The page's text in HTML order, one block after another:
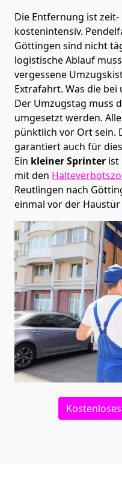
Die Entfernung ist
kostenintensiv.
Göttingen sind nicht
logistische Ablauf
vergessene
Extrafahrt. Was die
Der Umzugstag muss
umgesetzt werden.
pünktlich vor Ort sein.
garantiert auch für
Ein kleiner Sprinter ist
mit den
Reutlingen nach
einmal vor der